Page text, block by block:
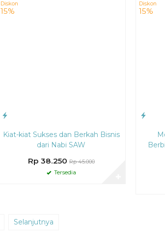
Diskon
15%
Kiat-kiat Sukses dan Berkah Bisnis
dari Nabi SAW
Rp 38.250 Rp 45.000
Tersedia
Diskon
15%
Selanjutnya